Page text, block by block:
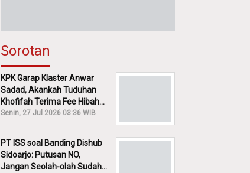
Sorotan
KPK Garap Klaster Anwar
Sadad, Akankah Tuduhan
Khofifah Terima Fee Hibah
30% Diusut?
Senin, 27 Jul 2026 03:36 WIB
PT ISS soal Banding Dishub
Sidoarjo: Putusan NO,
Jangan Seolah-olah Sudah